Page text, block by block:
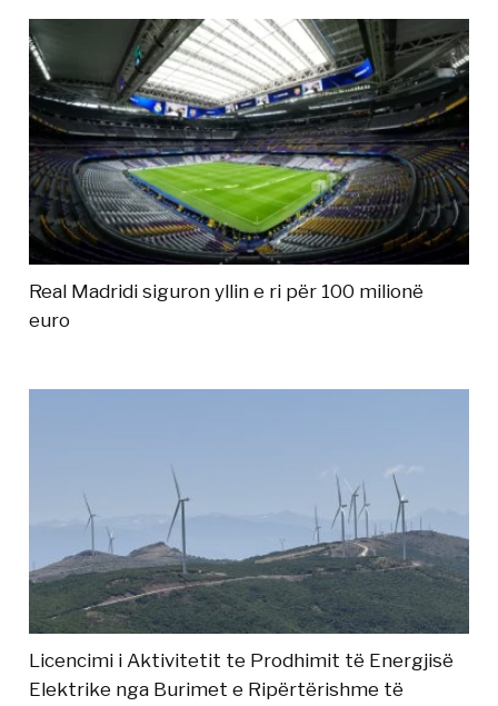
Real Madridi siguron yllin e ri për 100 milionë
euro
Licencimi i Aktivitetit te Prodhimit të Energjisë
Elektrike nga Burimet e Ripërtërishme të